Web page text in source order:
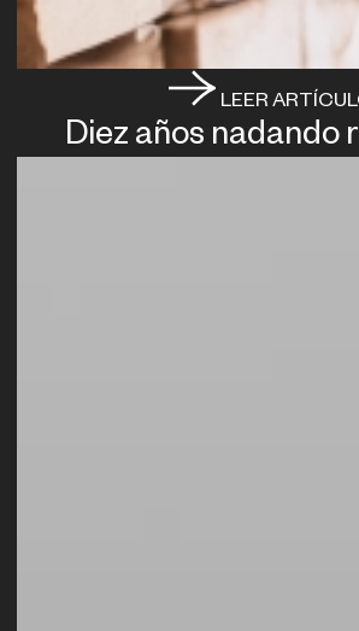
LEER
Diez años nadando